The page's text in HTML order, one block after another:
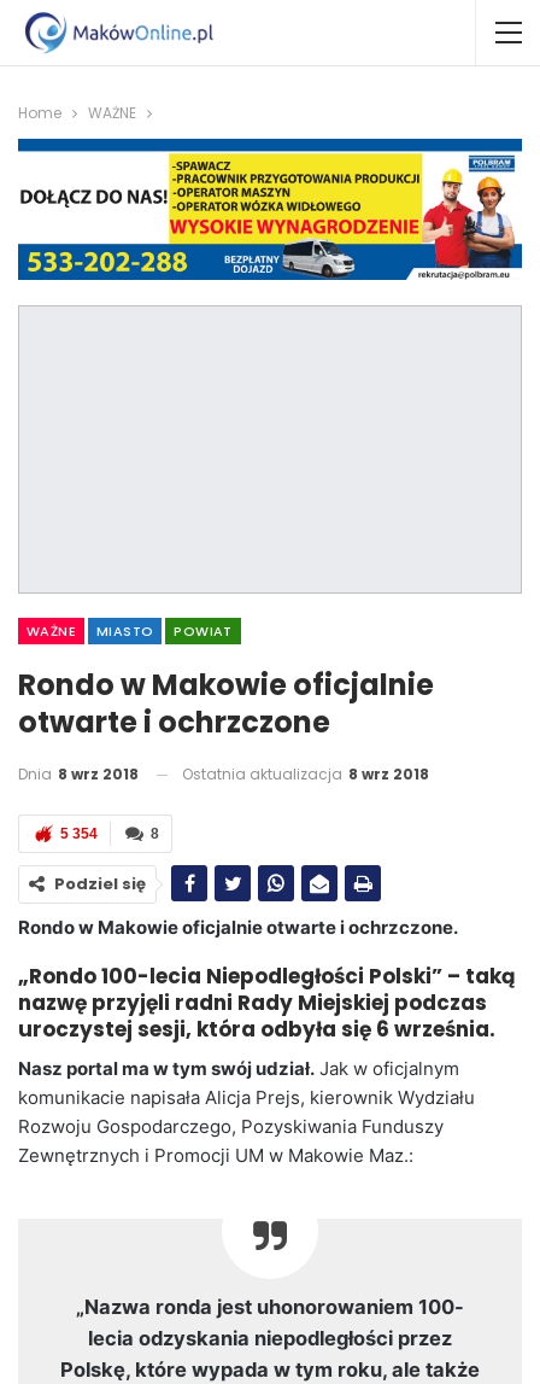
Home WAŻNE
WAŻNE MIASTO POWIAT
Rondo w Makowie oficjalnie
otwarte i ochrzczone
Dnia 8 wrz 2018 Ostatnia aktualizacja 8 wrz 2018
8
5 354
Podziel się
Rondo w Makowie oficjalnie otwarte i ochrzczone.
„Rondo 100-lecia Niepodległości Polski” – taką
nazwę przyjęli radni Rady Miejskiej podczas
uroczystej sesji, która odbyła się 6 września.
Nasz portal ma w tym swój udział. Jak w oficjalnym
komunikacie napisała Alicja Prejs, kierownik Wydziału
Rozwoju Gospodarczego, Pozyskiwania Funduszy
Zewnętrznych i Promocji UM w Makowie Maz.:
„Nazwa ronda jest uhonorowaniem 100-
lecia odzyskania niepodległości przez
Polskę, które wypada w tym roku, ale także